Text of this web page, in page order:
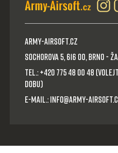
Army-Airsoft.cz
Sochorova 5, 616 00, Brno -
Tel.: +420 775 48 00 48
dobu)
E-mail.: info@army-